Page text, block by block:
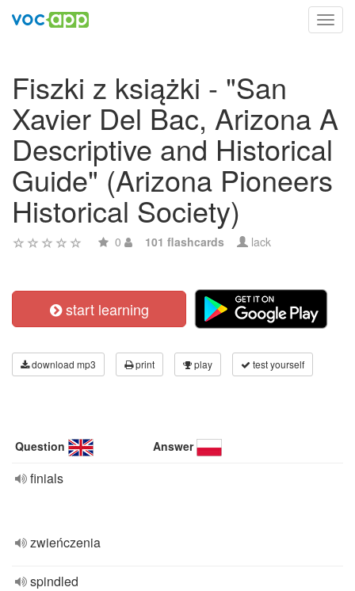
Fiszki z książki - "San
Xavier Del Bac, Arizona A
Descriptive and Historical
Guide" (Arizona Pioneers
Historical Society)
0 101 flashcards lack
start learning
download mp3 print play test yourself
Question Answer
finials
zwieńczenia
spindled